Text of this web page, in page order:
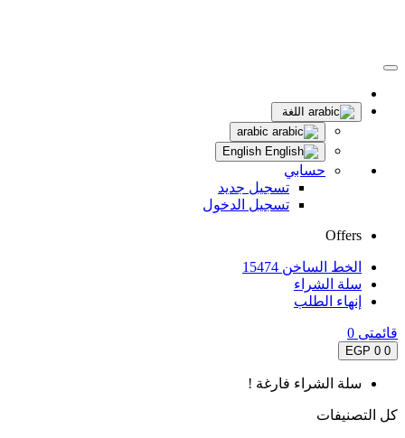
اللغة
حسابي
تسجيل جديد
تسجيل الدخول
Offers
الخط الساخن 15474
سلة الشراء
إنهاء الطلب
قائمتى 0
0
0 EGP
سلة الشراء فارغة !
كل التصنيفات